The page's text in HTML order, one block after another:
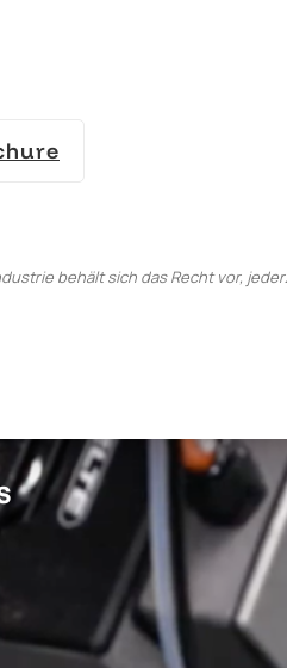
behält sich das Recht vor,